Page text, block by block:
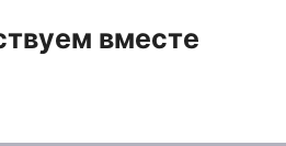
вместе